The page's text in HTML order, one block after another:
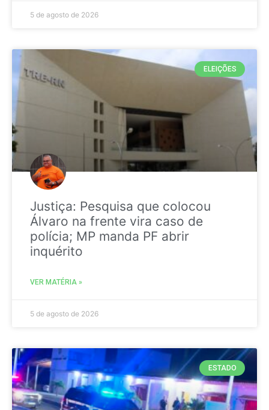
5 de agosto de 2026
ELEIÇÕES
Justiça: Pesquisa que colocou
Álvaro na frente vira caso de
polícia; MP manda PF abrir
inquérito
VER MATÉRIA »
5 de agosto de 2026
ESTADO